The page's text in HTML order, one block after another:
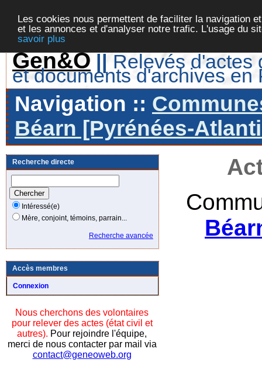
Les cookies nous permettent de faciliter la navigation
et les annonces et d'analyser notre trafic. L'usage du
savoir plus
Gen&O || Relevés d'actes
et documents d'archives en
Navigation ::
Béarn [Pyrénées-
Recherche directe
Intéressé(e)
Mère, conjoint, témoins, parrain...
Recherche avancée
Accès membres
Connexion
Nous cherchons des volontaires
pour relever des actes (état civil et
autres). Pour rejoindre l'équipe,
merci de nous contacter par mail via
contact@geneoweb.org